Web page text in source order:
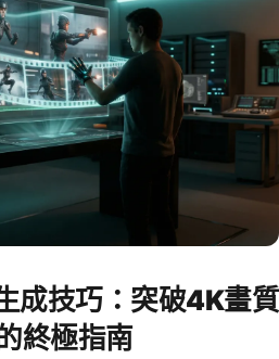
成技巧：突破4K畫質
終極指南